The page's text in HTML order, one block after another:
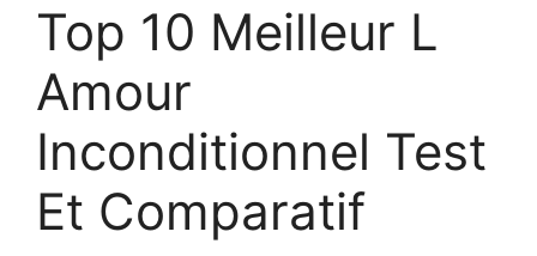
Top 10 Meilleur L
Amour
Inconditionnel Test
Et Comparatif